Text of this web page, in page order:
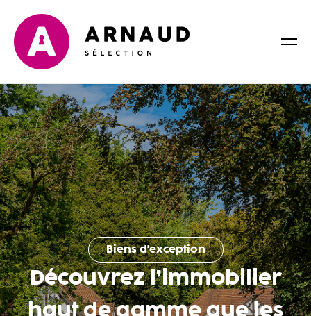
Biens d'exception
Découvrez l’immobilier
haut de gamme que les